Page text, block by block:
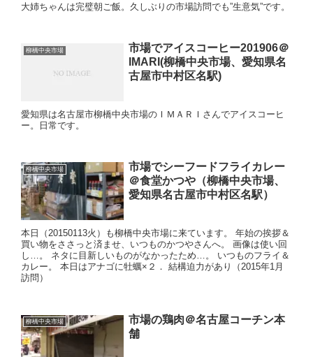
大姉ちゃんは完璧朝ご飯。久しぶりの市場訪問でも”生意気”です。
柳橋中央市場
市場でアイスコーヒー201906＠
IMARI(柳橋中央市場、愛知県名
古屋市中村区名駅)
愛知県は名古屋市柳橋中央市場のＩＭＡＲＩさんでアイスコーヒ
ー。日常です。
柳橋中央市場
市場でシーフードフライカレー
＠食堂かつや（柳橋中央市場、
愛知県名古屋市中村区名駅）
本日（20150113火）も柳橋中央市場に来ています。 年始の挨拶＆
買い物をささっと済ませ、いつものかつやさんへ。 画像は使い回
し…。 ネタに目新しいものがなかったため…。 いつものフライ＆
カレー。 本日はアナゴに牡蠣×２． 結構迫力があり（2015年1月
訪問）
柳橋中央市場
市場の鶏肉＠名古屋コーチン本
舗